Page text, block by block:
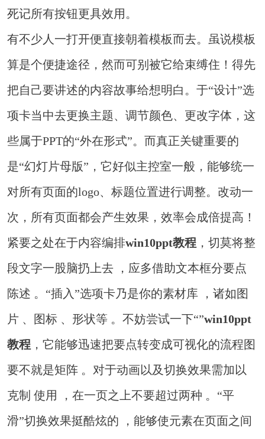
死记所有按钮更具效用。
有不少人一打开便直接朝着模板而去。虽说模板
算是个便捷途径，然而可别被它给束缚住！得先
把自己要讲述的内容故事给想明白。于“设计”选
项卡当中去更换主题、调节颜色、更改字体，这
些属于PPT的“外在形式”。而真正关键重要的
是“幻灯片母版”，它好似主控室一般，能够统一
对所有页面的logo、标题位置进行调整。改动一
次，所有页面都会产生效果，效率会成倍提高！
紧要之处在于内容编排win10ppt教程 ，切莫将整
段文字一股脑扔上去 ，应多借助文本框分要点
陈述 。“插入”选项卡乃是你的素材库 ，诸如图
片 、图标 、形状等 。不妨尝试一下“”win10ppt
教程 ，它能够迅速把要点转变成可视化的流程图
要不就是矩阵 。对于动画以及切换效果需加以
克制 使用 ，在一页之上不要超过两种 。“平
滑”切换效果挺酷炫的 ，能够使元素在页面之间